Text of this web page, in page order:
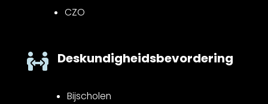
CZO
 Deskundigheidsbevordering
Bijscholen